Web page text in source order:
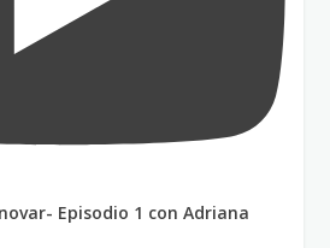
Episodio 1 con Adriana